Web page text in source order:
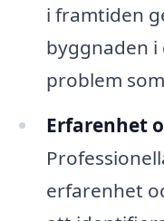
i framtiden
byggnaden i
problem
Erfarenhet
erfarenhet